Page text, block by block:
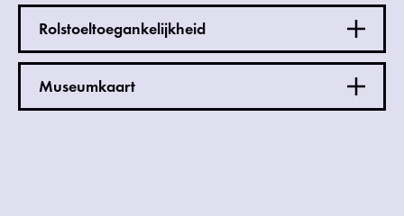
Rolstoeltoegankelijkheid
Museumkaart